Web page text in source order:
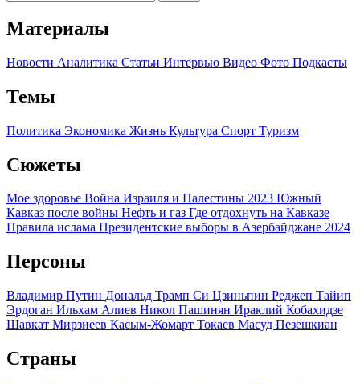
Материалы
Новости Аналитика Статьи Интервью Видео Фото Подкасты
Темы
Политика Экономика Жизнь Культура Спорт Туризм
Сюжеты
Мое здоровье Война Израиля и Палестины 2023 Южный
Кавказ после войны Нефть и газ Где отдохнуть на Кавказе
Правила ислама Президентские выборы в Азербайджане 2024
Персоны
Владимир Путин Дональд Трамп Си Цзиньпин Реджеп Тайип
Эрдоган Ильхам Алиев Никол Пашинян Ираклий Кобахидзе
Шавкат Мирзиеев Касым-Жомарт Токаев Масуд Пезешкиан
Страны